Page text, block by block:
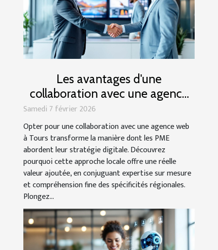
Les avantages d'une
collaboration avec une agence
web à Tours pour les PME
Samedi 7 février 2026
Opter pour une collaboration avec une agence web
à Tours transforme la manière dont les PME
abordent leur stratégie digitale. Découvrez
pourquoi cette approche locale offre une réelle
valeur ajoutée, en conjuguant expertise sur mesure
et compréhension fine des spécificités régionales.
Plongez...